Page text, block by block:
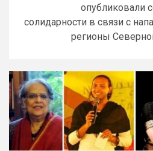
опубликовали
солидарности в связи с
регионы